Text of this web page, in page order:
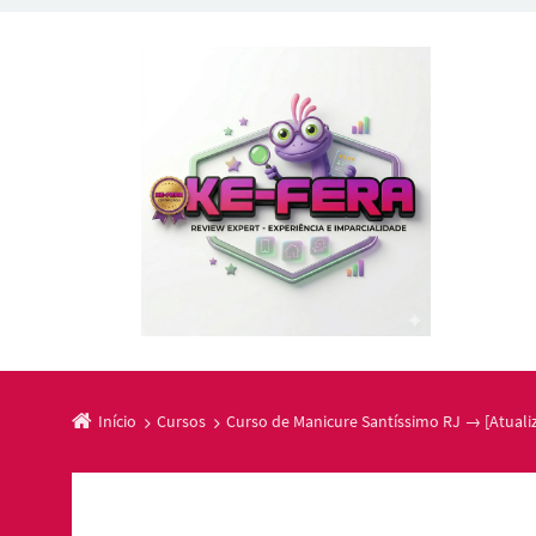
Início Cursos Curso de Manicure Santíssimo RJ →